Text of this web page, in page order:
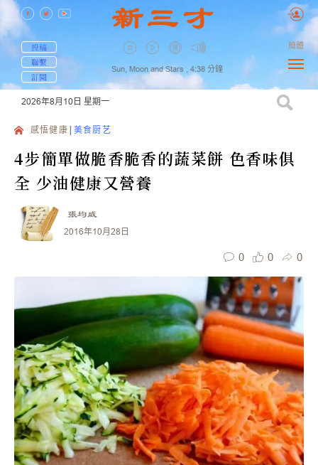
投稿
聯繫
訂閱
Sun, Moon and Stars , 4:38 分鐘
簡體
2026年8月10日 星期一
感悟健康 美食厨艺
4步簡單做脆香脆香的蔬菜餅 色香味俱
全 少油健康又營養
張均威
2016年10月28日
0 0 0